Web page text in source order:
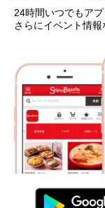
24時間いつでもア
さらにイベント情報